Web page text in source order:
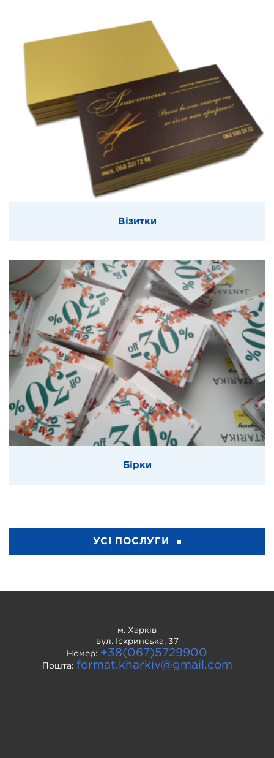
Візитки
Бірки
УСІ ПОСЛУГИ
м. Харків
вул. Іскринська, 37
Номер: +38(067)5729900
Пошта: format.kharkiv@gmail.com